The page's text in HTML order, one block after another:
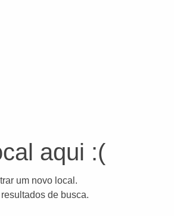
aqui :(
um novo local.
de busca.